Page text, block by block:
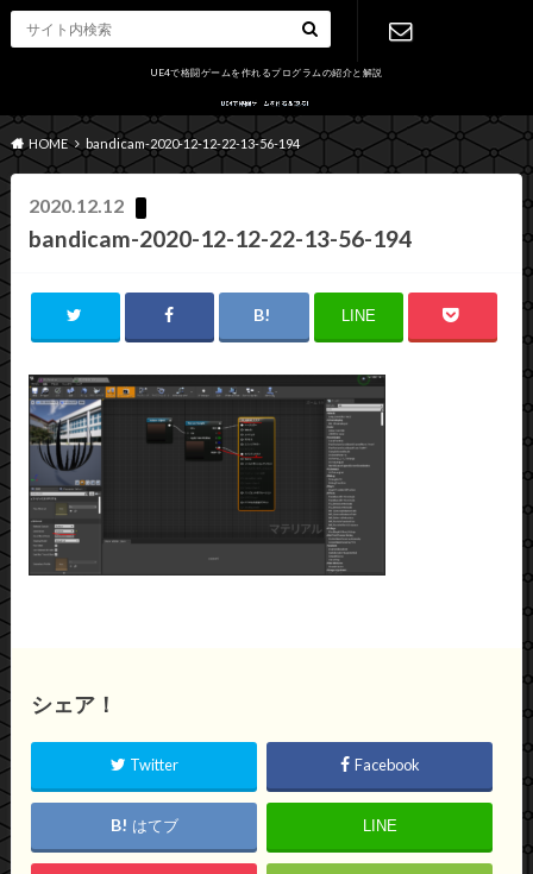
UE4で格闘ゲームを作れるプログラムの紹介と解説
せ
HOME bandicam-2020-12-12-22-13-56-194
2020.12.12
bandicam-2020-12-12-22-13-56-194
LINE
シェア！
Twitter Facebook
はてブ LINE